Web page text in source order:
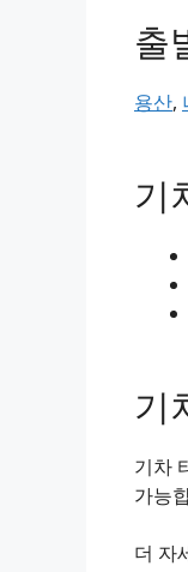
출
용산,
기
기
기차
가능
더 자